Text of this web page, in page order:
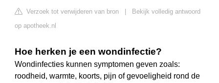
Verzoek tot verwijderen van bron
Bekijk volledig antwoord
op apotheek.nl
Hoe herken je een wondinfectie?
Wondinfecties kunnen symptomen geven zoals:
roodheid, warmte, koorts, pijn of gevoeligheid rond de